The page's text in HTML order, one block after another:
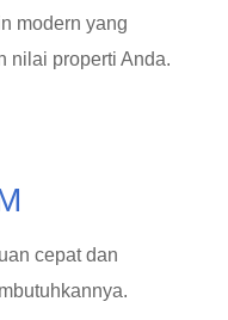
modern yang
nilai properti Anda.
cepat dan